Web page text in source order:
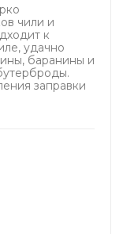
чили и
к
удачно
баранины и
заправки